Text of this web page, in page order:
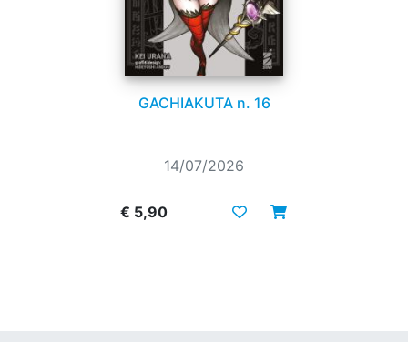
GACHIAKUTA n. 16
14/07/2026
€ 5,90